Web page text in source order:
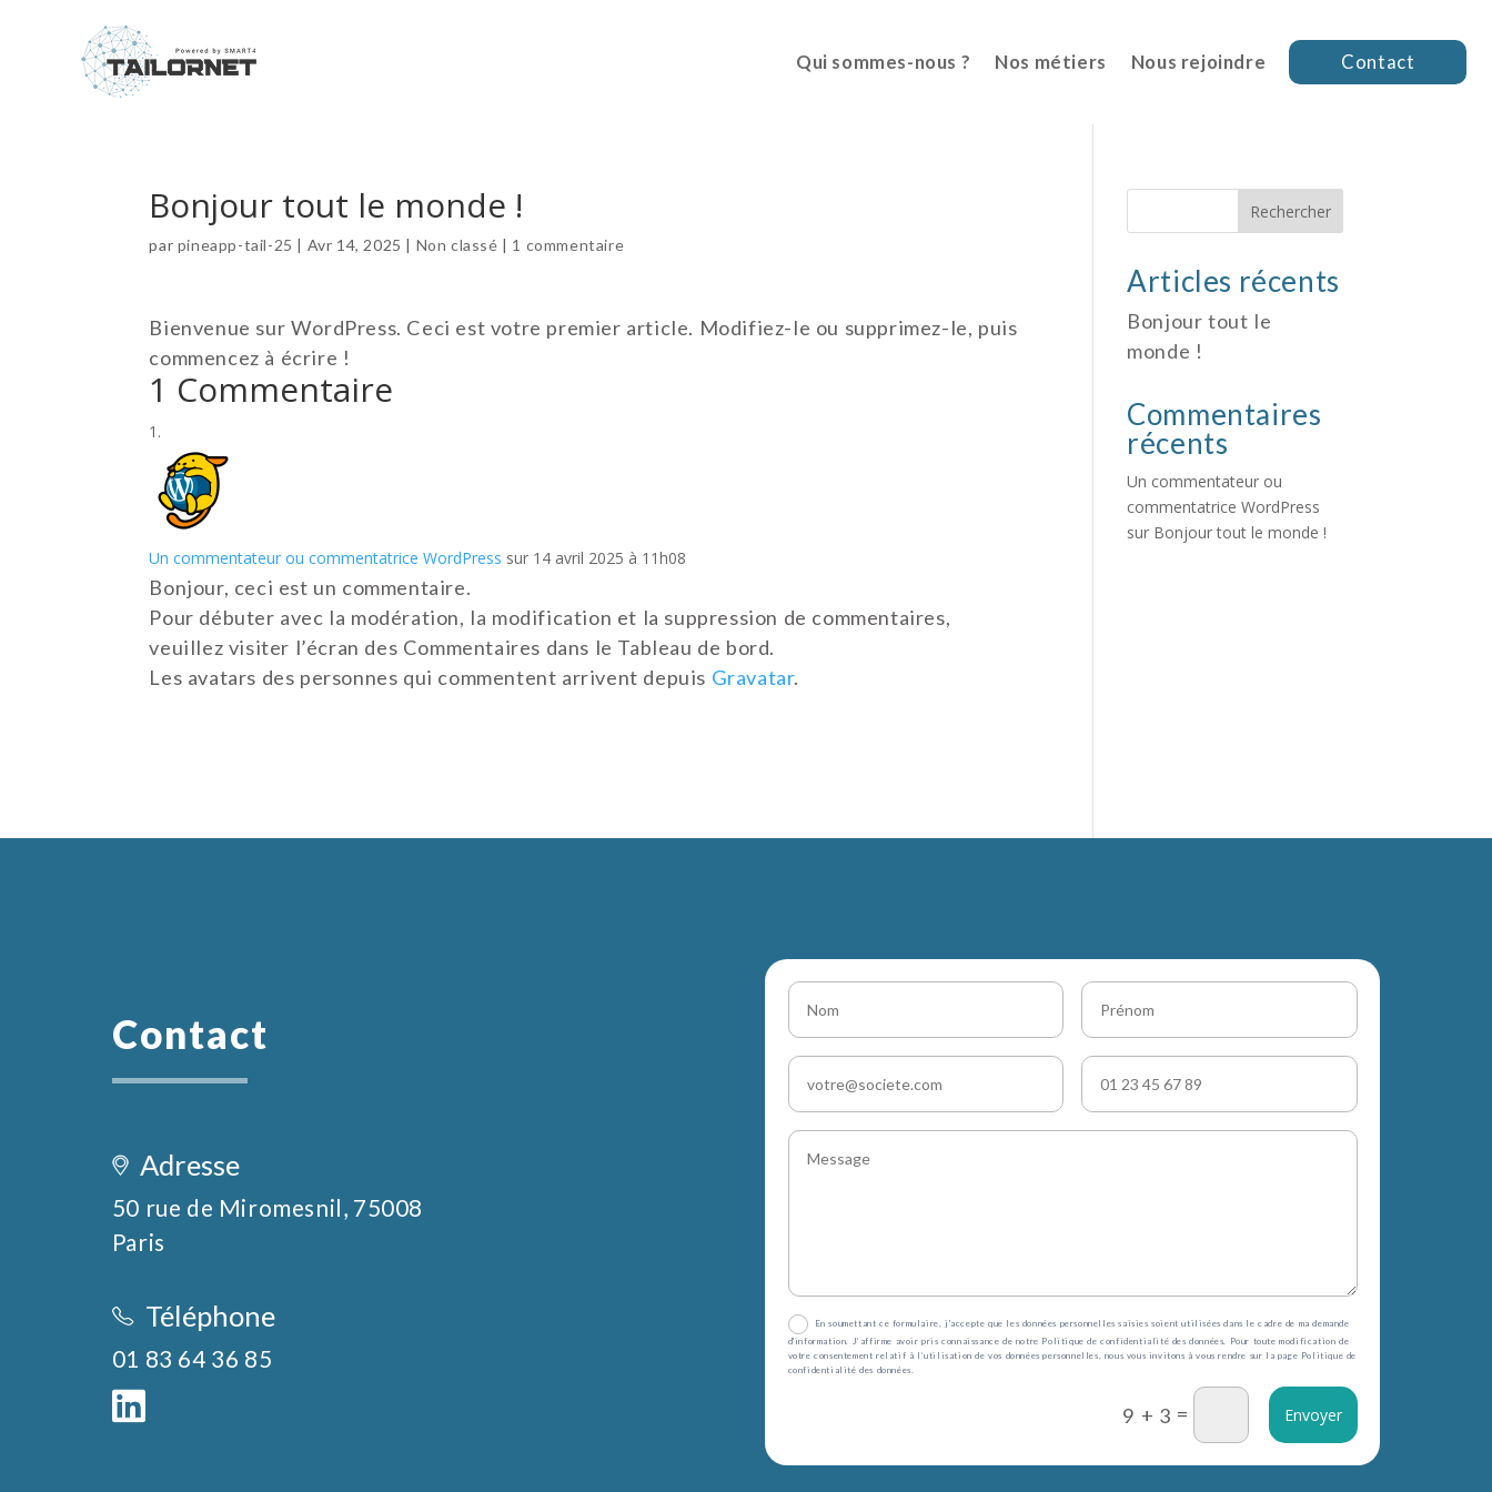
Qui sommes-nous ? Nos métiers Nous rejoindre Contact
Bonjour tout le monde !
par pineapp-tail-25 | Avr 14, 2025 | Non classé | 1 commentaire
Bienvenue sur WordPress. Ceci est votre premier article. Modifiez-le ou supprimez-le, puis
commencez à écrire !
1 Commentaire
Un commentateur ou commentatrice WordPress sur 14 avril 2025 à 11h08
Bonjour, ceci est un commentaire.
Pour débuter avec la modération, la modification et la suppression de commentaires,
veuillez visiter l’écran des Commentaires dans le Tableau de bord.
Les avatars des personnes qui commentent arrivent depuis Gravatar.
Rechercher
Articles récents
Bonjour tout le
monde !
Commentaires
récents
Un commentateur ou
commentatrice WordPress
sur Bonjour tout le monde !
Contact
Adresse
50 rue de Miromesnil, 75008
Paris
Téléphone
01 83 64 36 85

En soumettant ce formulaire, j'accepte que les données personnelles saisies soient utilisées dans le cadre de ma demande
d'information. J’affirme avoir pris connaissance de notre Politique de confidentialité des données. Pour toute modification de
votre consentement relatif à l’utilisation de vos données personnelles, nous vous invitons à vous rendre sur la page Politique de
confidentialité des données.
9 + 3 = Envoyer